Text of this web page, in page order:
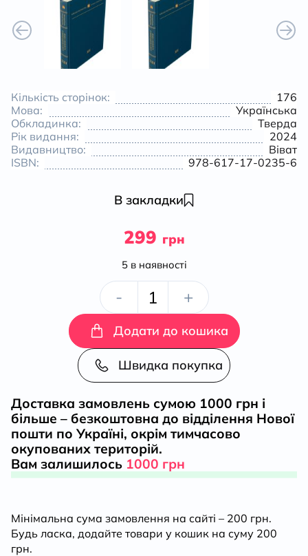
Кількість сторінок:
176
Мова:
Українська
Обкладинка:
Тверда
Рік видання:
2024
Видавництво:
Віват
ISBN:
978-617-17-0235-6
В закладки
299 грн
5 в наявності
-
Незалежність:
перезавантаження
кількість
+
Додати до кошика
Швидка покупка
Доставка замовлень сумою 1000 грн і
більше – безкоштовна до відділення Нової
пошти по Україні, окрім тимчасово
окупованих територій.
Вам залишилось 1000 грн
Мінімальна сума замовлення на сайті – 200 грн.
Будь ласка, додайте товари у кошик на суму 200
грн.